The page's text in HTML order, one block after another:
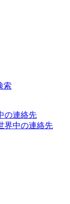
索
の連絡先
界中の連絡先